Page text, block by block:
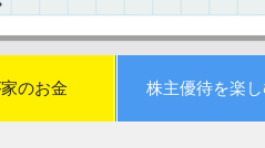
のお金 株主優待を楽し